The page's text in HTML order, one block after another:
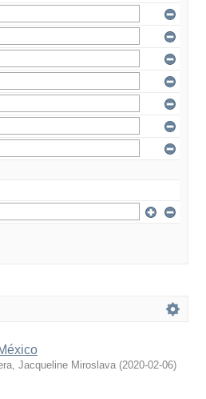
Jacqueline Miroslava (2020-02-06)